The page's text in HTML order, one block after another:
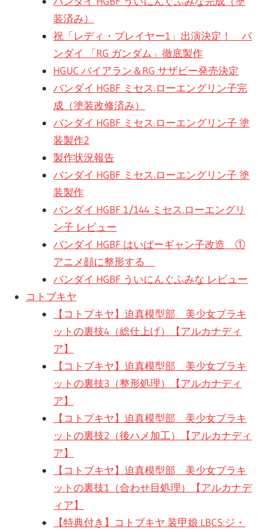
装済み）
祝「レディ・プレイヤー1」出演決定！ バ
ンダイ 「RG ガンダム」徹底製作
HGUC バイアラン＆RG サザビー発売決定
バンダイ HGBF ミセス.ローエングリン子完
成（塗装改修済み）
バンダイ HGBF ミセス.ローエングリン子 塗
装製作2
製作状況報告
バンダイ HGBF ミセス.ローエングリン子 塗
装製作
バンダイ HGBF 1/144 ミセス.ローエングリ
ン子 レビュー
バンダイ HGBF はいぱーギャン子改造 ①
アニメ顔に整形する
バンダイ HGBF ういにんぐふみな レビュー
コトブキヤ
【コトブキヤ】迫真模型部 美少女プラキ
ットの裏技4（総仕上げ）【アルカナディ
ア】
【コトブキヤ】迫真模型部 美少女プラキ
ットの裏技3（整形処理）【アルカナディ
ア】
【コトブキヤ】迫真模型部 美少女プラキ
ットの裏技2（後ハメ加工）【アルカナディ
ア】
【コトブキヤ】迫真模型部 美少女プラキ
ットの裏技1（合わせ目処理）【アルカナデ
ィア】
【特典付き】コトブキヤ 装甲娘 LBCS:ジ・